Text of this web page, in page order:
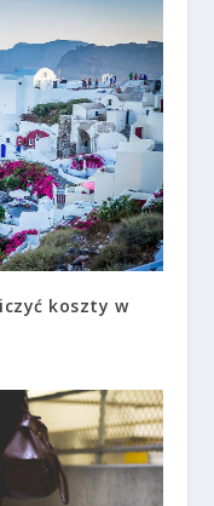
koszty w